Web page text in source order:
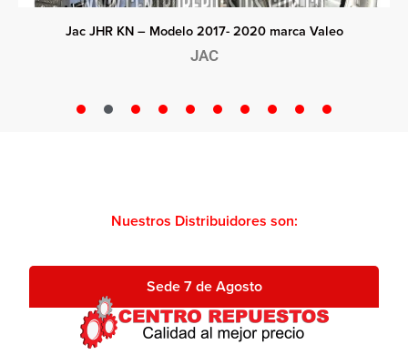
marca Valeo Jac JHR GreenJet – Modelo
Nuestros Distribuidores son:
Sede 7 de Agosto